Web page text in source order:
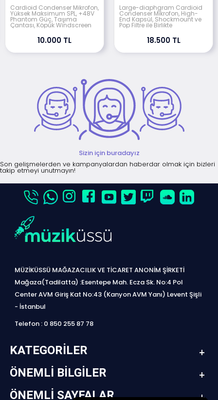
Cardioid Condenser Mikrofon,
Yüksek Maksimum SPL, +48V
Phantom Güç, Taşıma
Çantası, Köpük Windscreen
10.000 TL
Large-diaphgram Cardioid
Condenser Mikrofon, High-
End Kapsül, Shockmount ve
Pop Filtre ile Birlikte
18.500 TL
Sizin için buradayız
Son gelişmelerden ve kampanyalardan haberdar olmak için bizleri
takip etmeyi unutmayın!
MÜZİKÜSSÜ MAĞAZACILIK VE TİCARET ANONİM ŞİRKETİ
Mağaza(Tadilatta) :Esentepe Mah. Ecza Sk. No:4 Pol
Center AVM Giriş Kat No:43 (Kanyon AVM Yanı) Levent Şişli
- İstanbul
Telefon : 0 850 255 87 78
KATEGORILER
ÖNEMLI BILGILER
ÖNEMLI SAYFALAR